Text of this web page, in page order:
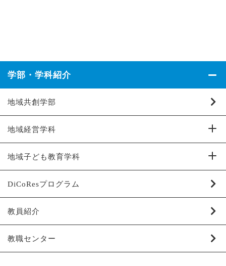
学部・学科紹介
地域共創学部
地域経営学科
地域子ども教育学科
DiCoResプログラム
教員紹介
教職センター